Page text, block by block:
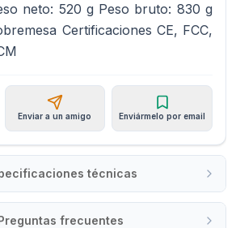
neto: 520 g Peso bruto: 830 g
Certificaciones CE, FCC,
Enviar a un amigo Enviármelo por email
técnicas
frecuentes